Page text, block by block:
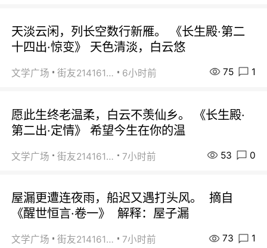
天淡云闲，列长空数行新雁。 《长生殿·第二
十四出·惊变》 天色清淡，白云悠
文学广场 街友21416156 6小时前 75 1
愿此生终老温柔，白云不羡仙乡。 《长生殿·
第二出·定情》 希望今生在你的温
文学广场 街友21416156 7小时前 53 0
屋漏更遭连夜雨，船迟又遇打头风。 摘自
《醒世恒言·卷一》 解释：屋子漏
文学广场 街友21416156 7小时前 73 1